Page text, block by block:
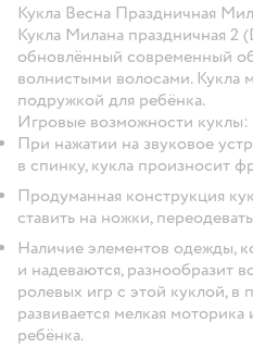
Кукла Весна Праздничная
Кукла Милана праздничная 2
обновлённый современный
волнистыми волосами. Кукла
подружкой для ребёнка.
Игровые возможности куклы:
При нажатии на звуковое
в спинку, кукла произносит
Продуманная конструкция
ставить на ножки,
Наличие элементов одежды,
и надеваются, разнообразит
ролевых игр с этой куклой, в
развивается мелкая
ребёнка.